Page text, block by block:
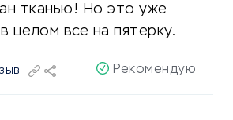
тканью! Но это уже
целом все на пятерку.
Рекомендую